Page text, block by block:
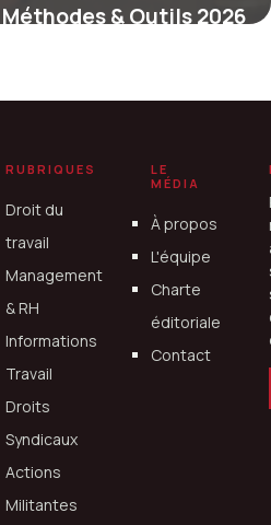
& Outils 2026
RUBRIQUES
Droit du
travail
Management
& RH
Informations
Travail
Droits
Syndicaux
Actions
Militantes
LE
MÉDIA
À propos
L'équipe
Charte
éditoriale
Contact